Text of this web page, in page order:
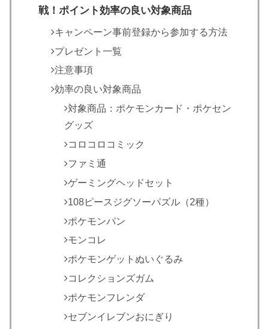
戦！ポイント効率の良い対象商品
キャンペーン事前登録から参加する方法
プレゼント一覧
注意事項
効率の良い対象商品
対象商品：ポケモンカード・ポケセン
グッズ
コロコロコミック
ファミ通
ゲーミングヘッドセット
108ピースジグソーパズル（2種）
ポケモンパン
モンコレ
ポケモンゲットぬいぐるみ
コレクションズガム
ポケモンフレンダ
セブンイレブンおにぎり